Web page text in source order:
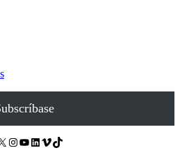
Instagram YouTube LinkedIn Vimeo TikTok